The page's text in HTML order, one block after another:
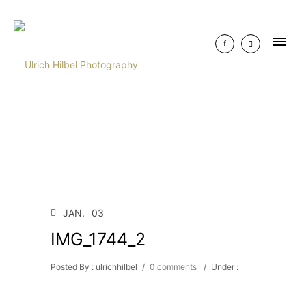
JAN. 03
IMG_1744_2
Posted By : ulrichhilbel / 0 comments / Under :